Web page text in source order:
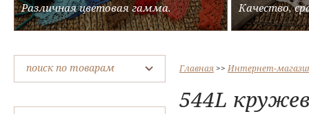
Различная цветовая гамма. Качество,
поиск по товарам Главная >> Интернет-
544L